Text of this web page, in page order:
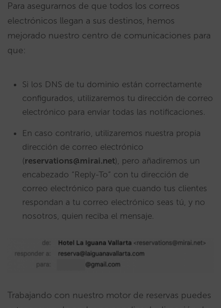
Para asegurarnos de que todos los correos
electrónicos llegan a sus destinos, hemos
mejorado nuestro centro de comunicaciones para
que:
Si los DNS de tu dominio están correctamente
configurados, utilizaremos tu dirección de correo
electrónico para enviar todas las notificaciones.
En caso contrario, utilizaremos nuestra propia
dirección de correo electrónico
(reservations@mirai.net), pero añadiremos un
encabezado “Reply-To” con tu dirección de
correo electrónico para que cuando tus clientes
respondan a tu correo electrónico seas tú, y no
nosotros, quien reciba el mensaje.
Trabajando con nuestro motor de reservas puedes